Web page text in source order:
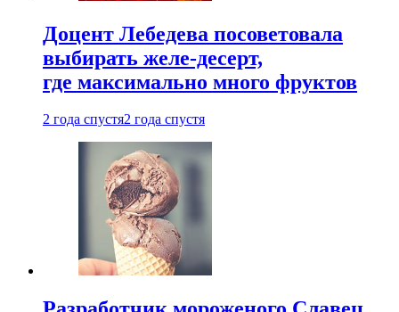
Доцент Лебедева посоветовала
выбирать желе-десерт,
где максимально много фруктов
2 года спустя2 года спустя